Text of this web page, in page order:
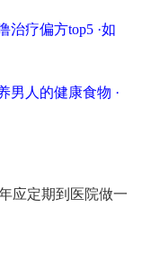
治疗偏方top5 ·如
男人的健康食物 ·
应定期到医院做一